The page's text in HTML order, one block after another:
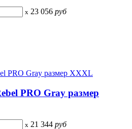
x 23 056 руб
PRO Gray размер
x 21 344 руб